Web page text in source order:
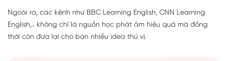
Ngoài ra, các kênh như BBC Learning English, CNN Learning
English,.. không chỉ là nguồn học phát âm hiệu quả mà đồng
thời còn đưa lại cho bạn nhiều idea thú vị.